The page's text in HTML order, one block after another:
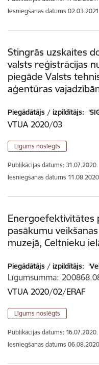
Iesniegšanas datums
Stingrās uzskaites
valsts reģistrācijas
piegāde Valsts
aģentūras
Piegādātājs / izpildītājs:
VTUA 2020/03
Līgums noslēgts
Publikācijas datums: 31.07.2020.
Iesniegšanas datums
Energoefektivitātes
pasākumu
muzejā, Celtnieku
Piegādātājs / izpildītājs:
Līgumsumma
VTUA 2020/02/ERAF
Līgums noslēgts
Publikācijas datums: 16.07.2020.
Iesniegšanas datums